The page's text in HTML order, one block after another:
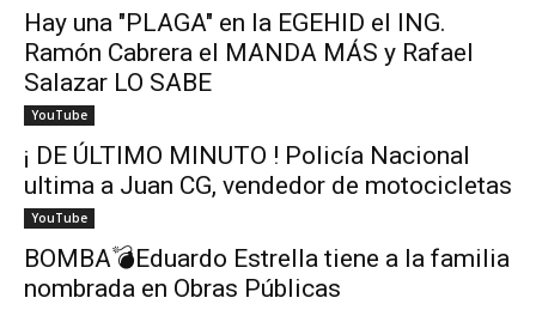
Hay una "PLAGA" en la EGEHID el ING.
Ramón Cabrera el MANDA MÁS y Rafael
Salazar LO SABE
YouTube
¡ DE ÚLTIMO MINUTO ! Policía Nacional
ultima a Juan CG, vendedor de motocicletas
YouTube
BOMBA💣Eduardo Estrella tiene a la familia
nombrada en Obras Públicas